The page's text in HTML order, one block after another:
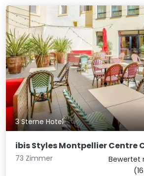
3 Sterne Hotel
ibis Styles Montpellier Centre
73 Zimmer
Bewertet